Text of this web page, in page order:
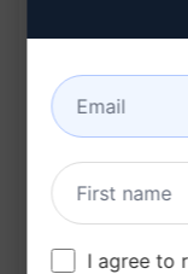
Benefícios:
Economiza
Ajuda a
necessidades
I agree to